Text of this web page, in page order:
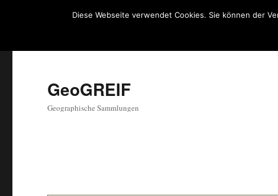
GeoGREIF
Geographische Sammlungen
Diese Webseite verwendet Cookies. Sie können der